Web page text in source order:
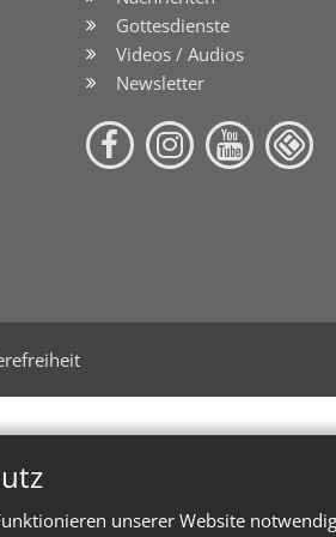
unserer Website
Gottesdienste
Videos / Audios
Newsletter